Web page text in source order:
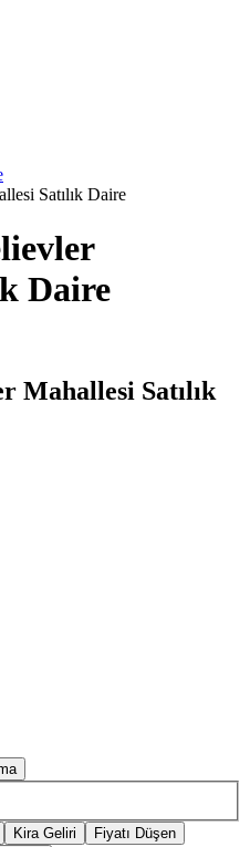
Satılık Daire
Daire
Mahallesi Satılık
Kira Geliri
Fiyatı Düşen